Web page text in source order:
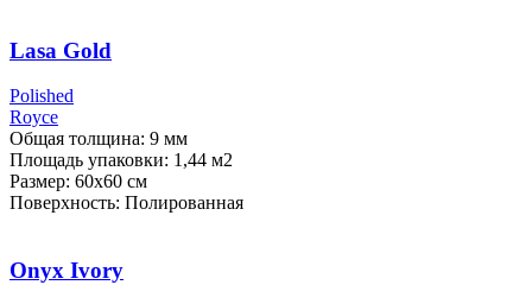
Lasa Gold
Polished
Royce
Общая толщина: 9 мм
Площадь упаковки: 1,44 м2
Размер: 60х60 см
Поверхность: Полированная
Onyx Ivory